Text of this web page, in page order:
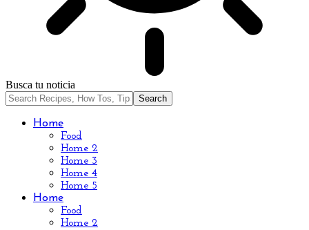
Busca tu noticia
Home
Food
Home 2
Home 3
Home 4
Home 5
Home
Food
Home 2